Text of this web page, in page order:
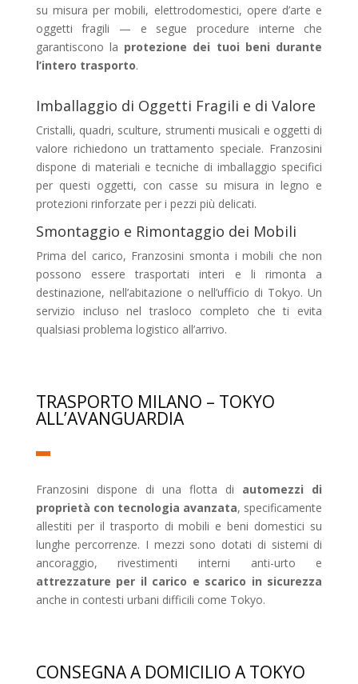
su misura per mobili, elettrodomestici, opere d’arte e
oggetti fragili — e segue procedure interne che
garantiscono la protezione dei tuoi beni durante
l’intero trasporto.
Imballaggio di Oggetti Fragili e di Valore
Cristalli, quadri, sculture, strumenti musicali e oggetti di
valore richiedono un trattamento speciale. Franzosini
dispone di materiali e tecniche di imballaggio specifici
per questi oggetti, con casse su misura in legno e
protezioni rinforzate per i pezzi più delicati.
Smontaggio e Rimontaggio dei Mobili
Prima del carico, Franzosini smonta i mobili che non
possono essere trasportati interi e li rimonta a
destinazione, nell’abitazione o nell’ufficio di Tokyo. Un
servizio incluso nel trasloco completo che ti evita
qualsiasi problema logistico all’arrivo.
TRASPORTO MILANO – TOKYO
ALL’AVANGUARDIA
Franzosini dispone di una flotta di automezzi di
proprietà con tecnologia avanzata, specificamente
allestiti per il trasporto di mobili e beni domestici su
lunghe percorrenze. I mezzi sono dotati di sistemi di
ancoraggio, rivestimenti interni anti-urto e
attrezzature per il carico e scarico in sicurezza
anche in contesti urbani difficili come Tokyo.
CONSEGNA A DOMICILIO A TOKYO